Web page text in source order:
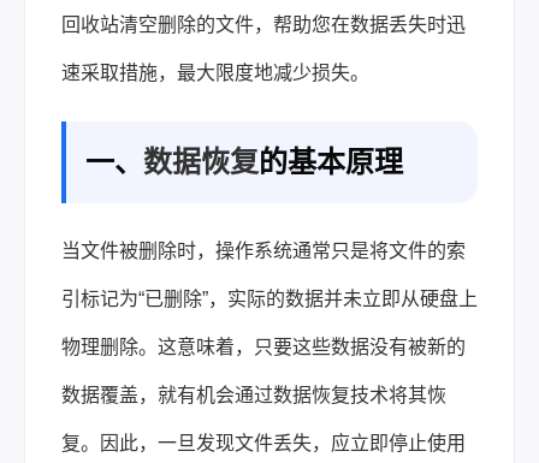
回收站清空删除的文件，帮助您在数据丢失时迅
速采取措施，最大限度地减少损失。
一、 数据恢复的基本原理
当文件被删除时，操作系统通常只是将文件的索
引标记为“已删除”，实际的数据并未立即从硬盘上
物理删除。这意味着，只要这些数据没有被新的
数据覆盖，就有机会通过数据恢复技术将其恢
复。因此，一旦发现文件丢失，应立即停止使用